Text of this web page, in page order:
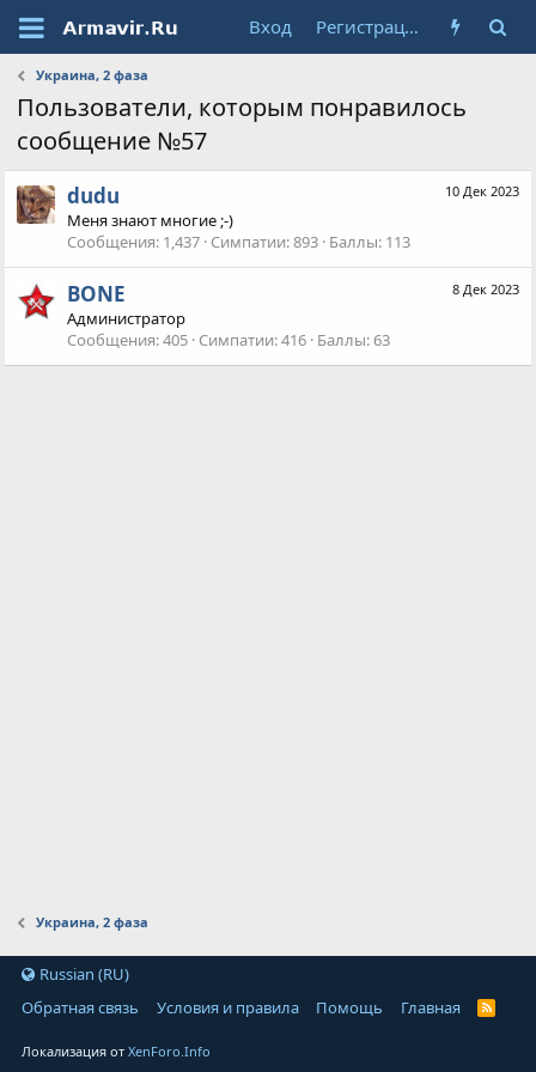
Вход Регистрация
Украина, 2 фаза
Пользователи, которым понравилось
сообщение №57
10 Дек 2023
dudu
Меня знают многие ;-)
Сообщения 1,437 Симпатии 893 Баллы 113
8 Дек 2023
BONE
Администратор
Сообщения 405 Симпатии 416 Баллы 63
Украина, 2 фаза
Russian (RU)
Обратная связь
Условия и правила Помощь Главная
Локализация отXenForo.Info